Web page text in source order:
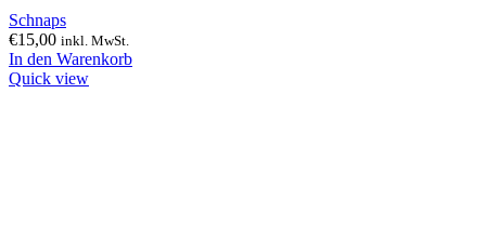
Schnaps
€15,00 inkl. MwSt.
In den Warenkorb
Quick view